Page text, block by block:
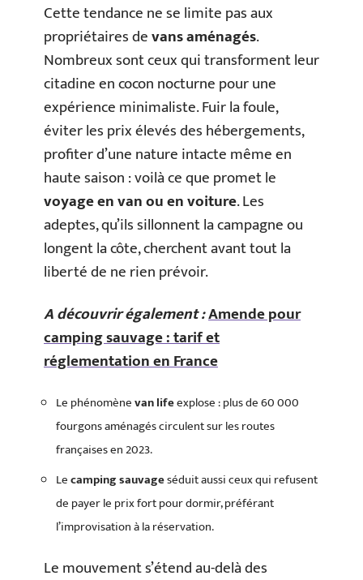
Cette tendance ne se limite pas aux
propriétaires devans aménagés.
Nombreux sont ceux qui transforment leur
citadine en cocon nocturne pour une
expérience minimaliste. Fuir la foule,
éviter les prix élevés des hébergements,
profiter d’une nature intacte même en
haute saison : voilà ce que promet le
voyage en van ou en voiture. Les
adeptes, qu’ils sillonnent la campagne ou
longent la côte, cherchent avant tout la
liberté de ne rien prévoir.
A découvrir également :Amende pour
camping sauvage : tarif et
réglementation en France
Le phénomènevan lifeexplose : plus de 60 000
fourgons aménagés circulent sur les routes
françaises en 2023.
Lecamping sauvageséduit aussi ceux qui refusent
de payer le prix fort pour dormir, préférant
l’improvisation à la réservation.
Le mouvement s’étend au-delà des